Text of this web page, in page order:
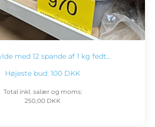
med 12 spande af 1 kg fedt…
Højeste bud: 100 DKK
Total inkl. salær og moms:
250,00 DKK